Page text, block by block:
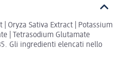
Oryza Sativa Extract | Potassium
| Tetrasodium Glutamate
Gli ingredienti elencati nello